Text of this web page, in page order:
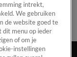
PanelVideo's
intrekt,
We gebruiken
de website goed te
dit menu op ieder
of om je
instellingen